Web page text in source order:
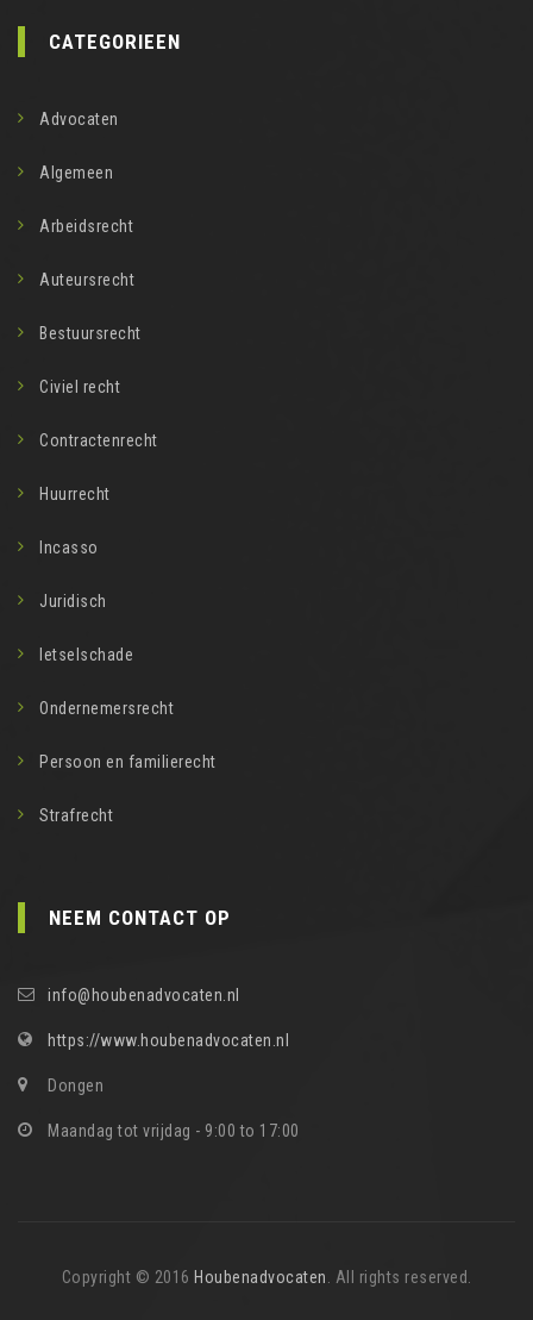
CATEGORIEEN
Advocaten
Algemeen
Arbeidsrecht
Auteursrecht
Bestuursrecht
Civiel recht
Contractenrecht
Huurrecht
Incasso
Juridisch
letselschade
Ondernemersrecht
Persoon en familierecht
Strafrecht
NEEM CONTACT OP
info@houbenadvocaten.nl
https://www.houbenadvocaten.nl
Dongen
Maandag tot vrijdag - 9:00 to 17:00
Copyright © 2016 Houbenadvocaten. All rights reserved.